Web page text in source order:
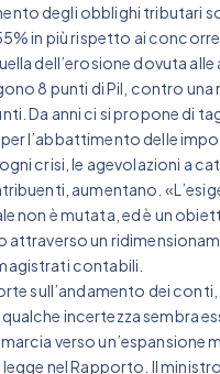
degli obblighi tributari
in più rispetto ai
dell’erosione dovuta
8 punti di Pil, contro una
Da anni ci si propone di
l’abbattimento delle
crisi, le agevolazioni a
aumentano.
non è mutata, ed è un
attraverso un
contabili.
sull’andamento dei
incertezza sembra
verso un’espansione
nel Rapporto. Il ministro